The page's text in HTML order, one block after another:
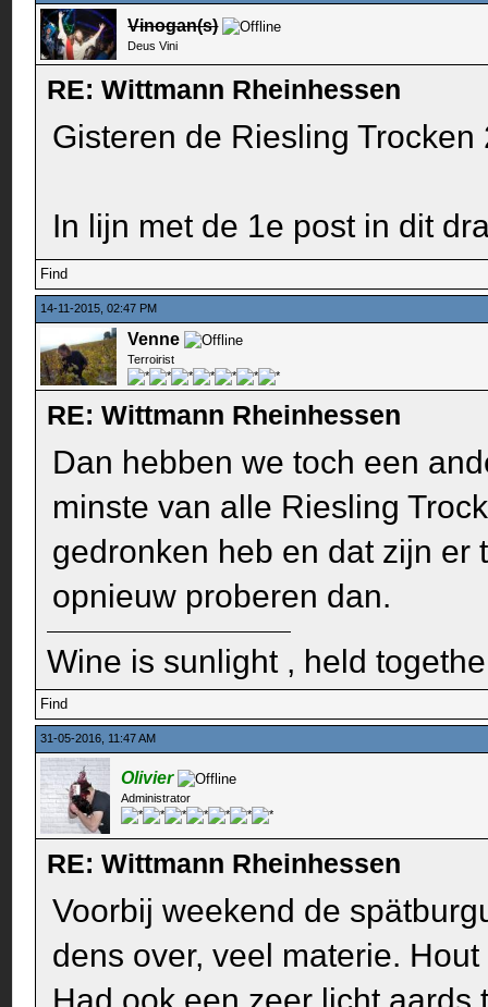
Vinogan(s)
Deus Vini
RE: Wittmann Rheinhessen
Gisteren de Riesling
In lijn met de 1e post in dit
Find
14-11-2015, 02:47 PM
Venne
Terroirist
RE: Wittmann Rheinhessen
Dan hebben we toch een
minste van alle Riesling
gedronken heb en dat zijn er
opnieuw proberen dan.
Wine is sunlight , held
Find
31-05-2016, 11:47 AM
Olivier
Administrator
RE: Wittmann Rheinhessen
Voorbij weekend de
dens over, veel materie.